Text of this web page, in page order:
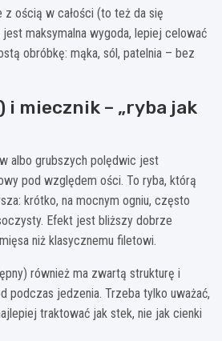
ością w całości (to też da się
maksymalna wygoda, lepiej celować
obróbkę: mąka, sól, patelnia – bez
i miecznik – „ryba jak
albo grubszych polędwic jest
pod względem ości. To ryba, którą
krótko, na mocnym ogniu, często
Efekt jest bliższy dobrze
niż klasycznemu filetowi.
również ma zwartą strukturę i
podczas jedzenia. Trzeba tylko uważać,
traktować jak stek, nie jak cienki